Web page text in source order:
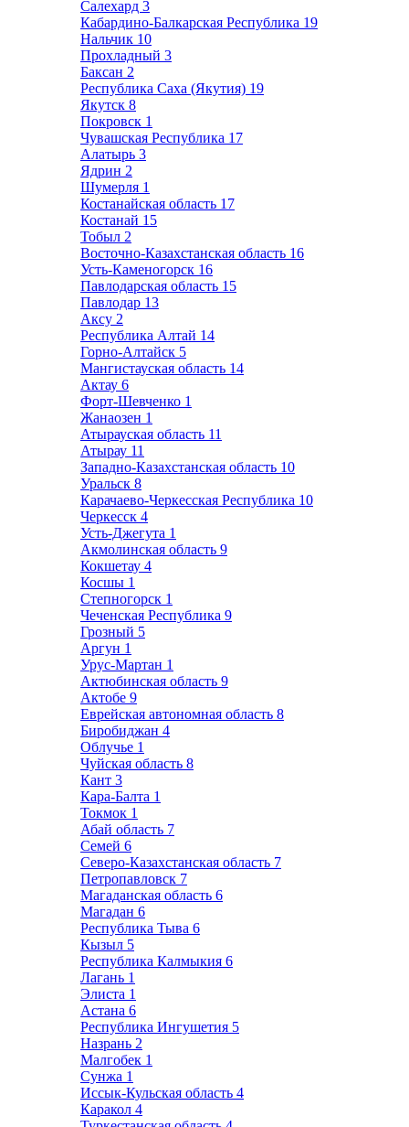
Салехард 3
Кабардино-Балкарская Республика 19
Нальчик 10
Прохладный 3
Баксан 2
Республика Саха (Якутия) 19
Якутск 8
Покровск 1
Чувашская Республика 17
Алатырь 3
Ядрин 2
Шумерля 1
Костанайская область 17
Костанай 15
Тобыл 2
Восточно-Казахстанская область 16
Усть-Каменогорск 16
Павлодарская область 15
Павлодар 13
Аксу 2
Республика Алтай 14
Горно-Алтайск 5
Мангистауская область 14
Актау 6
Форт-Шевченко 1
Жанаозен 1
Атырауская область 11
Атырау 11
Западно-Казахстанская область 10
Уральск 8
Карачаево-Черкесская Республика 10
Черкесск 4
Усть-Джегута 1
Акмолинская область 9
Кокшетау 4
Косшы 1
Степногорск 1
Чеченская Республика 9
Грозный 5
Аргун 1
Урус-Мартан 1
Актюбинская область 9
Актобе 9
Еврейская автономная область 8
Биробиджан 4
Облучье 1
Чуйская область 8
Кант 3
Кара-Балта 1
Токмок 1
Абай область 7
Семей 6
Северо-Казахстанская область 7
Петропавловск 7
Магаданская область 6
Магадан 6
Республика Тыва 6
Кызыл 5
Республика Калмыкия 6
Лагань 1
Элиста 1
Астана 6
Республика Ингушетия 5
Назрань 2
Малгобек 1
Сунжа 1
Иссык-Кульская область 4
Каракол 4